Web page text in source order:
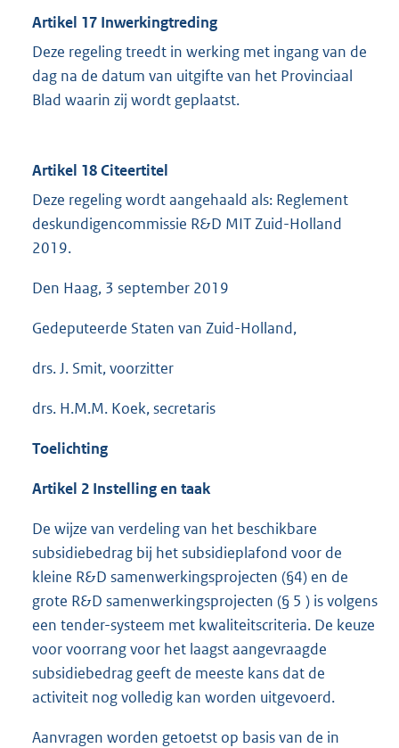
Artikel 17 Inwerkingtreding
Deze regeling treedt in werking met ingang van de
dag na de datum van uitgifte van het Provinciaal
Blad waarin zij wordt geplaatst.
Artikel 18 Citeertitel
Deze regeling wordt aangehaald als: Reglement
deskundigencommissie R&D MIT Zuid-Holland
2019.
Den Haag, 3 september 2019
Gedeputeerde Staten van Zuid-Holland,
drs. J. Smit, voorzitter
drs. H.M.M. Koek, secretaris
Toelichting
Artikel 2 Instelling en taak
De wijze van verdeling van het beschikbare
subsidiebedrag bij het subsidieplafond voor de
kleine R&D samenwerkingsprojecten (§4) en de
grote R&D samenwerkingsprojecten (§ 5 ) is volgens
een tender-systeem met kwaliteitscriteria. De keuze
voor voorrang voor het laagst aangevraagde
subsidiebedrag geeft de meeste kans dat de
activiteit nog volledig kan worden uitgevoerd.
Aanvragen worden getoetst op basis van de in